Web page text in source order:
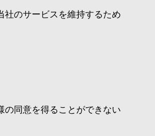
社のサービスを維持するため
の同意を得ることができない